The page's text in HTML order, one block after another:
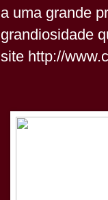
a uma grande
grandiosidade
site http://